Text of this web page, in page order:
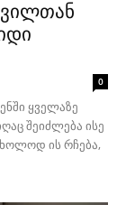
0
ყველაზე
შეიძლება ისე
ის რჩება,